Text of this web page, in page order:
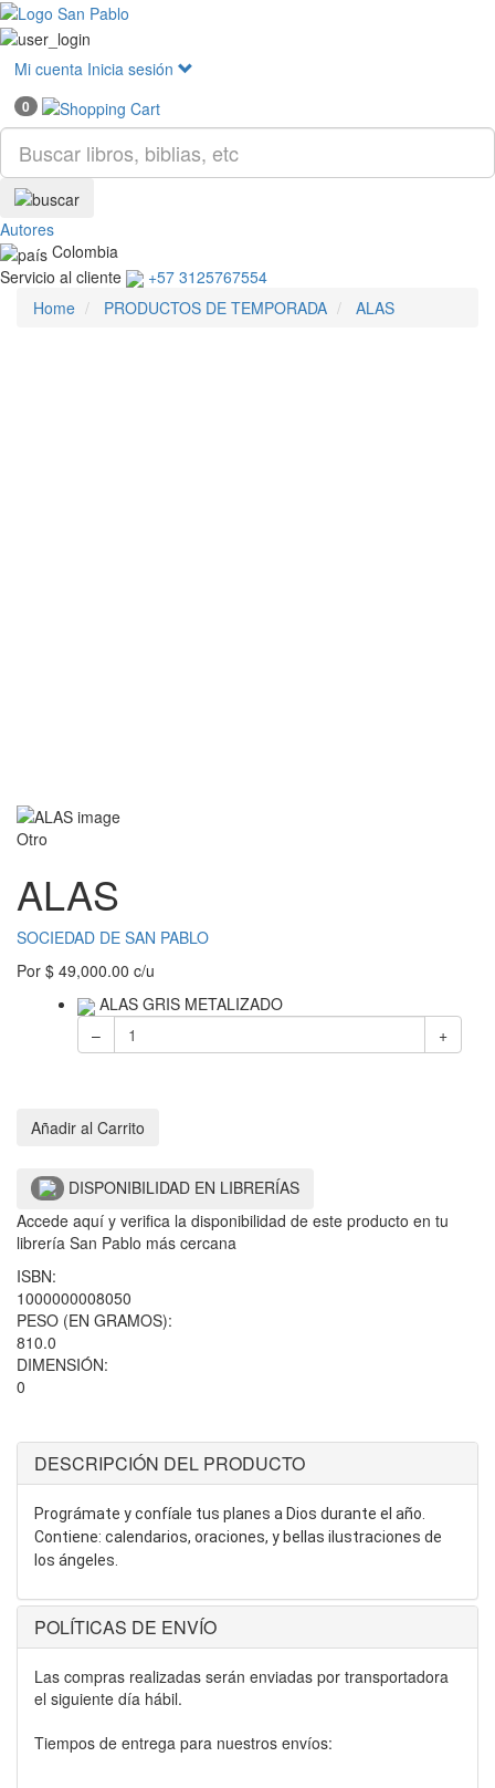
Mi cuenta Inicia sesión
0
Autores
Colombia
Servicio al cliente
+57 3125767554
Home
PRODUCTOS DE TEMPORADA ALAS
Otro
ALAS
SOCIEDAD DE SAN PABLO
Por $ 49,000.00 c/u
ALAS GRIS METALIZADO
–
+
Añadir al Carrito
DISPONIBILIDAD EN LIBRERÍAS
Accede aquí y verifica la disponibilidad de este producto en tu
librería San Pablo más cercana
ISBN:
1000000008050
PESO (EN GRAMOS):
810.0
DIMENSIÓN:
0
DESCRIPCIÓN DEL PRODUCTO
Prográmate y confíale tus planes a Dios durante el año.
Contiene: calendarios, oraciones, y bellas ilustraciones de
los ángeles.
POLÍTICAS DE ENVÍO
Las compras realizadas serán enviadas por transportadora
el siguiente día hábil.
Tiempos de entrega para nuestros envíos: